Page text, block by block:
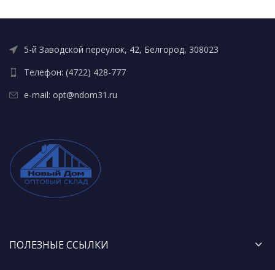
5-й Заводской переулок, 42, Белгород, 308023
Телефон: (4722) 428-777
e-mail: opt@ndom31.ru
ПОЛЕЗНЫЕ ССЫЛКИ